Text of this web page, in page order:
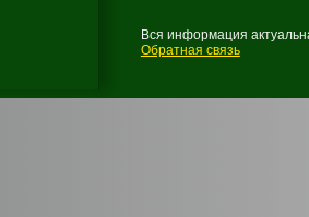
Вся информация
Обратная связь